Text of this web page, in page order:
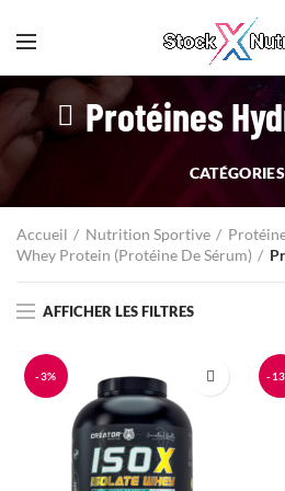
Protéines
CATÉGORIES
Accueil Nutrition Sportive
Whey Protein (Protéine De Sérum)
AFFICHER LES FILTRES
-3% -